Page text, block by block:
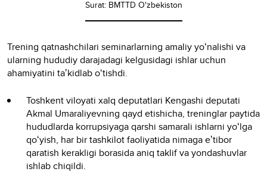
Surat: BMTTD O'zbekiston
Trening qatnashchilari seminarlarning amaliy yoʻnalishi va
ularning hududiy darajadagi kelgusidagi ishlar uchun
ahamiyatini taʼkidlab oʻtishdi.
Toshkent viloyati xalq deputatlari Kengashi deputati
Akmal Umaraliyevning qayd etishicha, treninglar paytida
hududlarda korrupsiyaga qarshi samarali ishlarni yoʻlga
qoʻyish, har bir tashkilot faoliyatida nimaga eʼtibor
qaratish kerakligi borasida aniq taklif va yondashuvlar
ishlab chiqildi.